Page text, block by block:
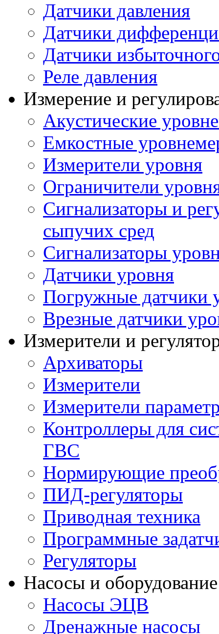
Датчики давления
Датчики
Датчики
Реле давления
Измерение и
Акустические
Емкостные
Измерители уровня
Ограничители
Сигнализаторы и
сыпучих сред
Сигнализаторы
Датчики уровня
Погружные датчики
Врезные датчики
Измерители и
Архиваторы
Измерители
Измерители
Контроллеры для
ГВС
Нормирующие
ПИД-регуляторы
Приводная техника
Программные
Регуляторы
Насосы и оборудование
Насосы ЭЦВ
Дренажные насосы